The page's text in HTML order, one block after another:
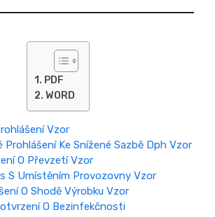
PDF
WORD
Vzor
Prohlášení Ke Snížené Sazbě Dph Vzor
O Převzetí Vzor
S Umístěním Provozovny Vzor
O Shodě Výrobku Vzor
O Bezinfekčnosti